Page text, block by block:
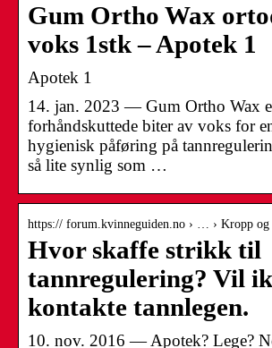
Gum Ortho Wax
voks 1stk – Apotek 1
Apotek 1
14. jan. 2023 — Gum Ortho Wax
forhåndskuttede biter av voks for
hygienisk påføring på
så lite synlig som …
https:// forum.kvinneguiden.no › … › Kropp og
Hvor skaffe strikk til
tannregulering? Vil
kontakte tannlegen.
10. nov. 2016 — Apotek? Lege?